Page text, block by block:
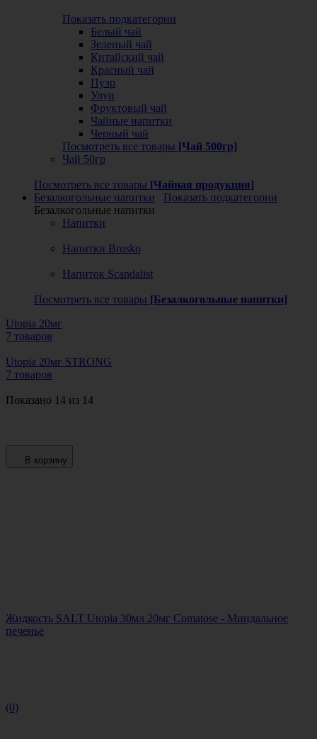
Показать подкатегории
Белый чай
Зеленый чай
Китайский чай
Красный чай
Пуэр
Улун
Фруктовый чай
Чайные напитки
Черный чай
Посмотреть все товары [Чай 500гр]
Чай 50гр
Посмотреть все товары [Чайная продукция]
Безалкогольные напитки
Показать подкатегории
Безалкогольные напитки
Напитки
Напитки Brusko
Напиток Scandalist
Посмотреть все товары [Безалкогольные напитки]
Utopia 20мг
7 товаров
Utopia 20мг STRONG
7 товаров
Показано 14 из 14
В корзину
Жидкость SALT Utopia 30мл 20мг Comatose - Миндальное
печенье
(0)